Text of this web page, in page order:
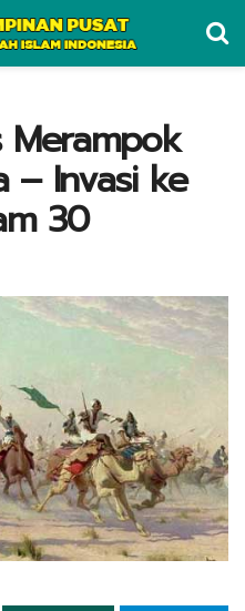
Merampok
– Invasi ke
30